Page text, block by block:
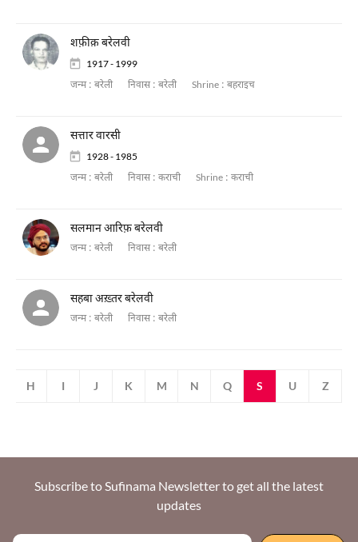
शफ़ीक़ बरेलवी
1917 - 1999
जन्म : बरेली निवास : बरेली Shrine : बहराइच
सत्तार वारसी
1928 - 1985
जन्म : बरेली निवास : कराची Shrine : कराची
सलमान आरिफ़ बरेलवी
जन्म : बरेली निवास : बरेली
सहबा अख़्तर बरेलवी
जन्म : बरेली निवास : बरेली
H I J K M N Q S U Z
Subscribe to Sufinama Newsletter to get all the latest
updates